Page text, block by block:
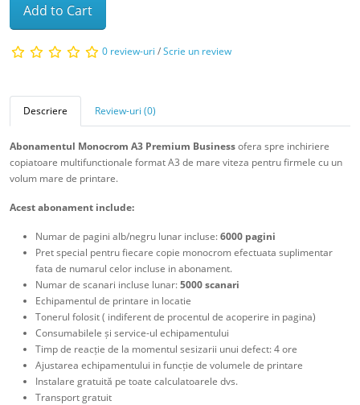
Add to Cart
0 review-uri /Scrie un review
Descriere Review-uri (0)
Abonamentul Monocrom A3 Premium Businessofera spre inchiriere
copiatoare multifunctionale format A3 de mare viteza pentru firmele cu un
volum mare de printare.
Acest abonament include:
Numar de pagini alb/negru lunar incluse:6000 pagini
Pret special pentru fiecare copie monocrom efectuata suplimentar
fata de numarul celor incluse in abonament.
Numar de scanari incluse lunar:5000 scanari
Echipamentul de printare in locatie
Tonerul folosit ( indiferent de procentul de acoperire in pagina)
Consumabilele și service-ul echipamentului
Timp de reacție de la momentul sesizarii unui defect: 4 ore
Ajustarea echipamentului in funcție de volumele de printare
Instalare gratuită pe toate calculatoarele dvs.
Transport gratuit